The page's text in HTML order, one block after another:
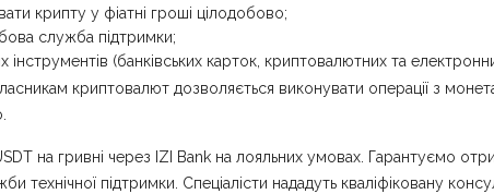
крипту у фіатні гроші цілодобово;
служба підтримки;
інструментів (банківських карток, криптовалютних та
криптовалют дозволяється виконувати операції з
на гривні через IZI Bank на лояльних умовах. Гарантуємо
технічної підтримки. Спеціалісти нададуть кваліфіковану